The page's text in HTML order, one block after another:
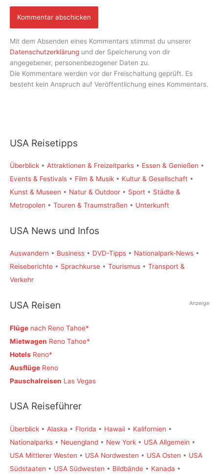
Mit dem Absenden eines Kommentars stimmst du unserer
Datenschutzerklärung und der Speicherung von dir
angegebener, personenbezogener Daten zu.
Die Kommentare werden vor der Freischaltung geprüft. Es
besteht kein Anspruch auf Veröffentlichung eines Kommentars.
USA Reisetipps
Überblick • Attraktionen & Freizeitparks • Essen & Genießen •
Events & Festivals • Film & Musik • Kultur & Gesellschaft •
Kunst & Museen • Natur & Outdoor • Sport • Städte &
Metropolen • Touren & Traumstraßen • Unterkunft
USA News und Infos
Auswandern • Business • DVD-Tipps • Nationalpark-News •
Reiseberichte • Sprachkurse • Tourismus • Transport &
Verkehr
Anzeige
USA Reisen
Flüge nach Reno Tahoe
Mietwagen Reno Tahoe
Hotels Reno
Ausflüge Reno
Pauschalreisen Las Vegas
USA Reiseführer
Überblick • Alaska • Florida • Hawaii • Kalifornien •
Nationalparks • Neuengland • New York • USA Allgemein •
USA Mittlerer Westen • USA Nordwesten • USA Osten • USA
Südstaaten • USA Südwesten • Bildbände • Kanada •